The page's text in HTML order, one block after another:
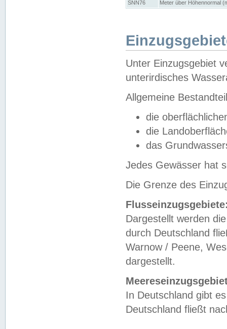
SNN76
Meter über Höhennormal
Unter Einzugsgebiet
unterirdisches
Allgemeine
die
die
das
Jedes Gewässer hat
Die Grenze des
Dargestellt werden
durch Deutschland
Warnow / Peene,
dargestellt.
In Deutschland gibt
Deutschland fließt